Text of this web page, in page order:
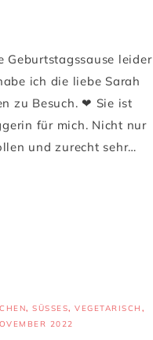
Geburtstagssause leider
ich die liebe Sarah
zu Besuch. ❤ Sie ist
für mich. Nicht nur
und zurecht sehr…
, SÜSSES , VEGETARISCH ,
2022